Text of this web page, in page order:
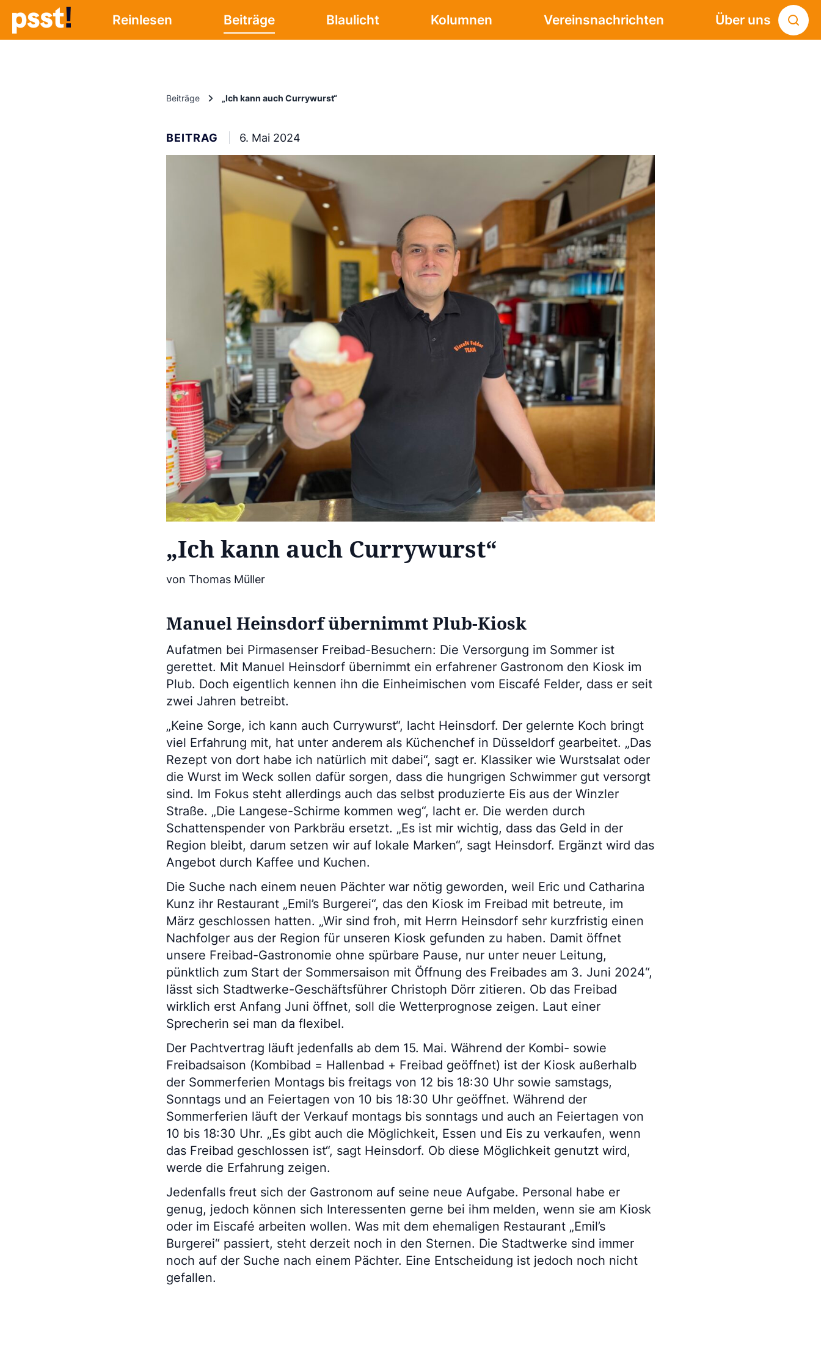
Reinlesen Beiträge Blaulicht Kolumnen Vereinsnachrichten Über uns
Beiträge „Ich kann auch Currywurst“
BEITRAG 6. Mai 2024
„Ich kann auch Currywurst“
von Thomas Müller
Manuel Heinsdorf übernimmt Plub-Kiosk
Aufatmen bei Pirmasenser Freibad-Besuchern: Die Versorgung im Sommer ist
gerettet. Mit Manuel Heinsdorf übernimmt ein erfahrener Gastronom den Kiosk im
Plub. Doch eigentlich kennen ihn die Einheimischen vom Eiscafé Felder, dass er seit
zwei Jahren betreibt.
„Keine Sorge, ich kann auch Currywurst“, lacht Heinsdorf. Der gelernte Koch bringt
viel Erfahrung mit, hat unter anderem als Küchenchef in Düsseldorf gearbeitet. „Das
Rezept von dort habe ich natürlich mit dabei“, sagt er. Klassiker wie Wurstsalat oder
die Wurst im Weck sollen dafür sorgen, dass die hungrigen Schwimmer gut versorgt
sind. Im Fokus steht allerdings auch das selbst produzierte Eis aus der Winzler
Straße. „Die Langese-Schirme kommen weg“, lacht er. Die werden durch
Schattenspender von Parkbräu ersetzt. „Es ist mir wichtig, dass das Geld in der
Region bleibt, darum setzen wir auf lokale Marken“, sagt Heinsdorf. Ergänzt wird das
Angebot durch Kaffee und Kuchen.
Die Suche nach einem neuen Pächter war nötig geworden, weil Eric und Catharina
Kunz ihr Restaurant „Emil’s Burgerei“, das den Kiosk im Freibad mit betreute, im
März geschlossen hatten. „Wir sind froh, mit Herrn Heinsdorf sehr kurzfristig einen
Nachfolger aus der Region für unseren Kiosk gefunden zu haben. Damit öffnet
unsere Freibad-Gastronomie ohne spürbare Pause, nur unter neuer Leitung,
pünktlich zum Start der Sommersaison mit Öffnung des Freibades am 3. Juni 2024“,
lässt sich Stadtwerke-Geschäftsführer Christoph Dörr zitieren. Ob das Freibad
wirklich erst Anfang Juni öffnet, soll die Wetterprognose zeigen. Laut einer
Sprecherin sei man da flexibel.
Der Pachtvertrag läuft jedenfalls ab dem 15. Mai. Während der Kombi- sowie
Freibadsaison (Kombibad = Hallenbad + Freibad geöffnet) ist der Kiosk außerhalb
der Sommerferien Montags bis freitags von 12 bis 18:30 Uhr sowie samstags,
Sonntags und an Feiertagen von 10 bis 18:30 Uhr geöffnet. Während der
Sommerferien läuft der Verkauf montags bis sonntags und auch an Feiertagen von
10 bis 18:30 Uhr. „Es gibt auch die Möglichkeit, Essen und Eis zu verkaufen, wenn
das Freibad geschlossen ist“, sagt Heinsdorf. Ob diese Möglichkeit genutzt wird,
werde die Erfahrung zeigen.
Jedenfalls freut sich der Gastronom auf seine neue Aufgabe. Personal habe er
genug, jedoch können sich Interessenten gerne bei ihm melden, wenn sie am Kiosk
oder im Eiscafé arbeiten wollen. Was mit dem ehemaligen Restaurant „Emil’s
Burgerei“ passiert, steht derzeit noch in den Sternen. Die Stadtwerke sind immer
noch auf der Suche nach einem Pächter. Eine Entscheidung ist jedoch noch nicht
gefallen.